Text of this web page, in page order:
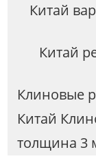
Китай
Китай
Клиновые
Китай
толщина 3